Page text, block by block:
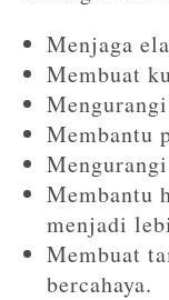
Menjaga
Membuat
Membantu
Membantu
menjadi
Membuat
bercahaya.